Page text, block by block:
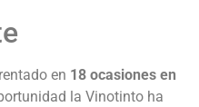
en 18 ocasiones en
la Vinotinto ha